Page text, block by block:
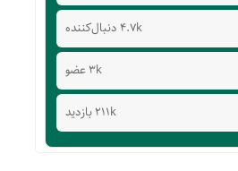
4.7k دنبال‌کننده
3k عضو
211k بازدید